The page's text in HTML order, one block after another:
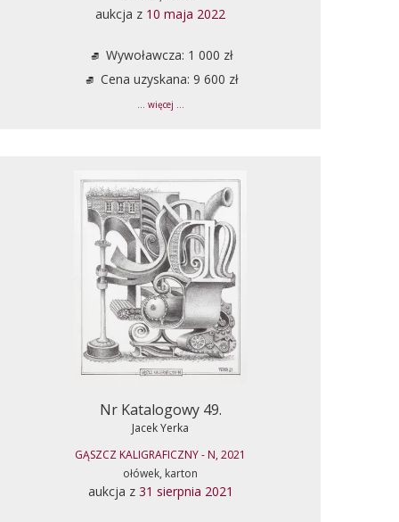
aukcja z 10 maja 2022
Wywoławcza: 1 000 zł
Cena uzyskana: 9 600 zł
... więcej ...
Nr Katalogowy 49.
Jacek Yerka
GĄSZCZ KALIGRAFICZNY - N, 2021
ołówek, karton
aukcja z 31 sierpnia 2021